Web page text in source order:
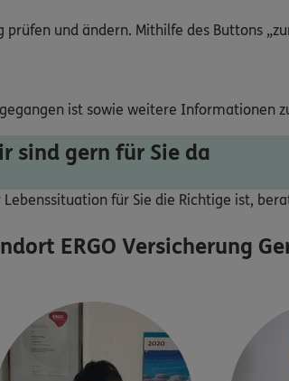
und ändern. Mithilfe des Buttons
ist sowie weitere Informationen
sind gern für Sie da
für Sie die Richtige ist,
ERGO Versicherung